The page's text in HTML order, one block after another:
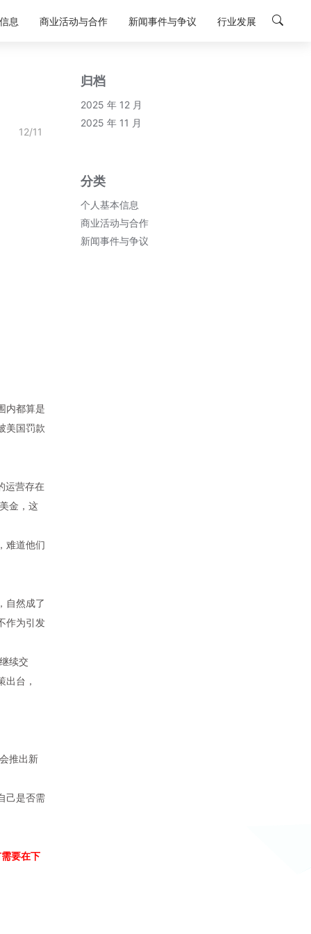
息 商业活动与合作 新闻事件与争议 行业发展
12/11
内都算是
美国罚款
运营存在
金，这
难道他们
自然成了
作为引发
续交
台，
推出新
己是否需
要在下
归档
2025 年 12 月
2025 年 11 月
分类
个人基本信息
商业活动与合作
新闻事件与争议